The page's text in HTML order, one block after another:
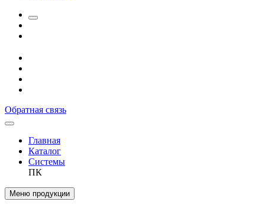
Обратная связь
Главная
Каталог
Системы
ПК
Меню продукции